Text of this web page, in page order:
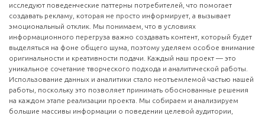
исследуют поведенческие паттерны потребителей, что помогает
создавать рекламу, которая не просто информирует, а вызывает
эмоциональный отклик. Мы понимаем, что в условиях
информационного перегруза важно создавать контент, который будет
выделяться на фоне общего шума, поэтому уделяем особое внимание
оригинальности и креативности подачи. Каждый наш проект — это
уникальное сочетание творческого подхода и аналитической работы.
Использование данных и аналитики стало неотъемлемой частью нашей
работы, поскольку это позволяет принимать обоснованные решения
на каждом этапе реализации проекта. Мы собираем и анализируем
большие массивы информации о поведении целевой аудитории,